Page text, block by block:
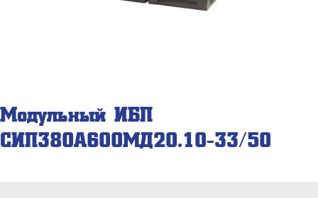
Модульный ИБП
СИП380А600МД20.10-33/50